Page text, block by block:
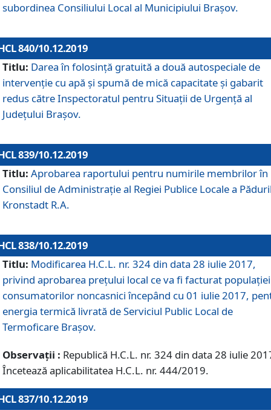
subordinea Consiliului Local al Municipiului Brașov.
840/10.12.2019
Titlu: Darea în folosință gratuită a două autospeciale de
intervenție cu apă și spumă de mică capacitate și gabarit
redus către Inspectoratul pentru Situaţii de Urgenţă al
Judeţului Brașov.
839/10.12.2019
Titlu: Aprobarea raportului pentru numirile membrilor în
Consiliul de Administraţie al Regiei Publice Locale a
Kronstadt R.A.
838/10.12.2019
Titlu: Modificarea H.C.L. nr. 324 din data 28 iulie 2017,
privind aprobarea preţului local ce va fi facturat
consumatorilor noncasnici începând cu 01 iulie 2017,
energia termică livrată de Serviciul Public Local de
Termoficare Braşov.
Observații : Republică H.C.L. nr. 324 din data 28 iulie
Încetează aplicabilitatea H.C.L. nr. 444/2019.
837/10.12.2019